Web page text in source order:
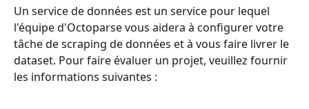
Un service de données est un service pour lequel
l'équipe d'Octoparse vous aidera à configurer votre
tâche de scraping de données et à vous faire livrer le
dataset. Pour faire évaluer un projet, veuillez fournir
les informations suivantes :